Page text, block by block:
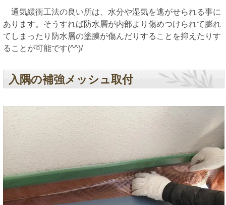
通気緩衝工法の良い所は、水分や湿気を逃がせられる事に
あります。そうすれば防水層が内部より傷めつけられて膨れ
てしまったり防水層の塗膜が傷んだりすることを抑えたりす
ることが可能です(^^)/
入隅の補強メッシュ取付